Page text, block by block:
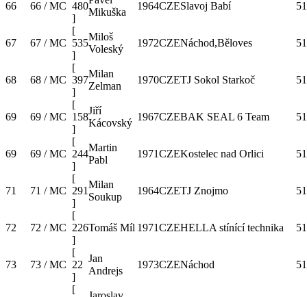
66 66 / MC 480
]
Mikuška
1964CZESlavoj Babí
67 67 / MC
[
535
]
Miloš
Voleský
1972CZENáchod,Běloves
68 68 / MC
[
397
]
Milan
Zelman
1970CZETJ Sokol Starkoč
69 69 / MC
[
158
]
Jiří
Kácovský
1967CZEBAK SEAL 6 Team
69 69 / MC
[
244
]
Martin
Pabl
1971CZEKostelec nad Orlici
71 71 / MC
[
291
]
Milan
Soukup
1964CZETJ Znojmo
72 72 / MC
[
226
]
Tomáš Míl 1971CZEHELLA stínící technika
73 73 / MC
[
22
]
Jan
Andrejs
1973CZENáchod
[